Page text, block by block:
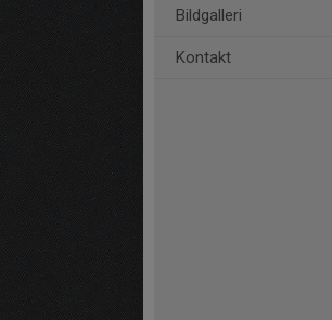
Bildgalleri
Kontakt